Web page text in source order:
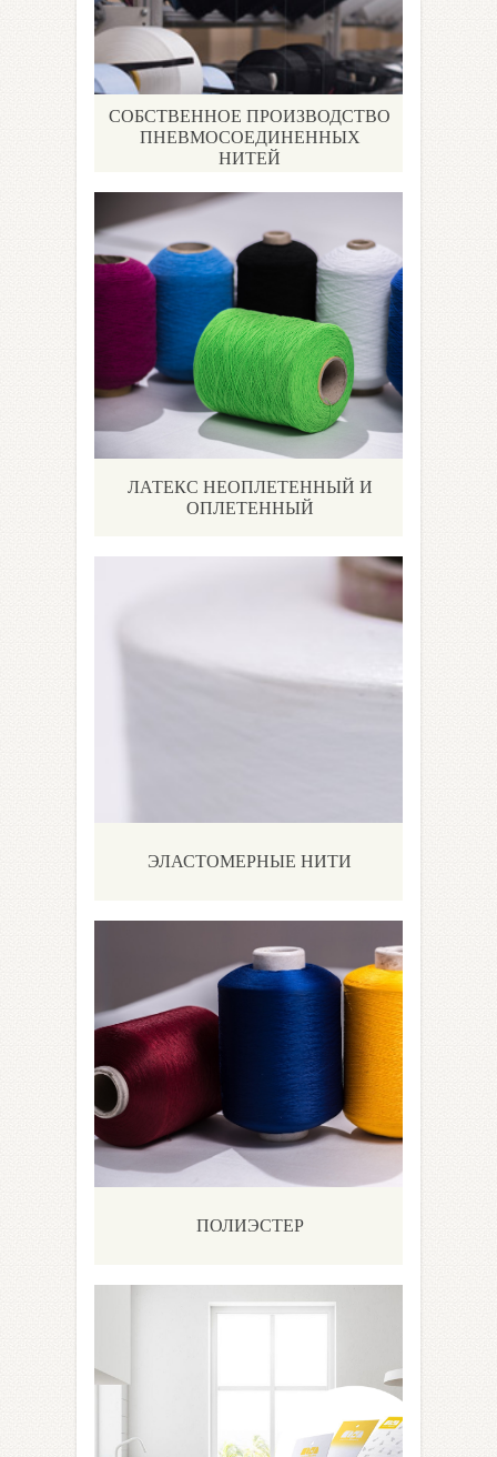
СОБСТВЕННОЕ ПРОИЗВОДСТВО
ПНЕВМОСОЕДИНЕННЫХ
НИТЕЙ
ЛАТЕКС НЕОПЛЕТЕННЫЙ И
ОПЛЕТЕННЫЙ
ЭЛАСТОМЕРНЫЕ НИТИ
ПОЛИЭСТЕР